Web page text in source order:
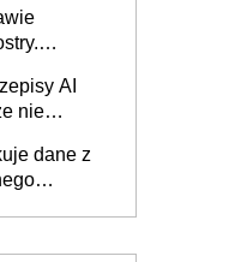
będzie
AI
nie
dane z